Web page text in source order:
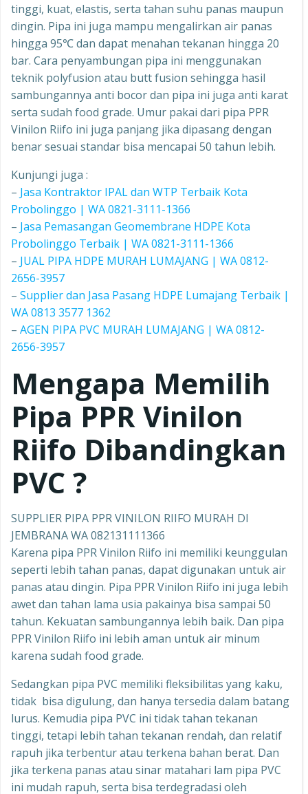
tinggi, kuat, elastis, serta tahan suhu panas maupun
dingin. Pipa ini juga mampu mengalirkan air panas
hingga 95℃ dan dapat menahan tekanan hingga 20
bar. Cara penyambungan pipa ini menggunakan
teknik polyfusion atau butt fusion sehingga hasil
sambungannya anti bocor dan pipa ini juga anti karat
serta sudah food grade. Umur pakai dari pipa PPR
Vinilon Riifo ini juga panjang jika dipasang dengan
benar sesuai standar bisa mencapai 50 tahun lebih.
Kunjungi juga :
– Jasa Kontraktor IPAL dan WTP Terbaik Kota
Probolinggo | WA 0821-3111-1366
– Jasa Pemasangan Geomembrane HDPE Kota
Probolinggo Terbaik | WA 0821-3111-1366
– JUAL PIPA HDPE MURAH LUMAJANG | WA 0812-
2656-3957
– Supplier dan Jasa Pasang HDPE Lumajang Terbaik |
WA 0813 3577 1362
– AGEN PIPA PVC MURAH LUMAJANG | WA 0812-
2656-3957
Mengapa Memilih
Pipa PPRVinilon
Riifo Dibandingkan
PVC ?
SUPPLIER PIPA PPR VINILON RIIFO MURAH DI
JEMBRANA WA 082131111366
Karena pipa PPR Vinilon Riifo ini memiliki keunggulan
seperti lebih tahan panas, dapat digunakan untuk air
panas atau dingin. Pipa PPR Vinilon Riifo ini juga lebih
awet dan tahan lama usia pakainya bisa sampai 50
tahun. Kekuatan sambungannya lebih baik. Dan pipa
PPR Vinilon Riifo ini lebih aman untuk air minum
karena sudah food grade.
Sedangkan pipa PVC memiliki fleksibilitas yang kaku,
tidak bisa digulung, dan hanya tersedia dalam batang
lurus. Kemudia pipa PVC ini tidak tahan tekanan
tinggi, tetapi lebih tahan tekanan rendah, dan relatif
rapuh jika terbentur atau terkena bahan berat. Dan
jika terkena panas atau sinar matahari lam pipa PVC
ini mudah rapuh, serta bisa terdegradasi oleh